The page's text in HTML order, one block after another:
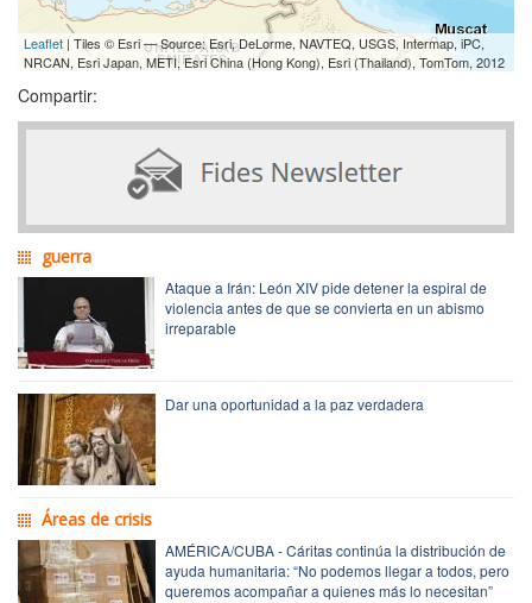
Leaflet | Tiles © Esri — Source: Esri, DeLorme, NAVTEQ, USGS, Intermap, iPC,
NRCAN, Esri Japan, METI, Esri China (Hong Kong), Esri (Thailand), TomTom, 2012
Compartir:
guerra
Ataque a Irán: León XIV pide detener la espiral de
violencia antes de que se convierta en un abismo
irreparable
Dar una oportunidad a la paz verdadera
Áreas de crisis
AMÉRICA/CUBA - Cáritas continúa la distribución de
ayuda humanitaria: “No podemos llegar a todos, pero
queremos acompañar a quienes más lo necesitan”